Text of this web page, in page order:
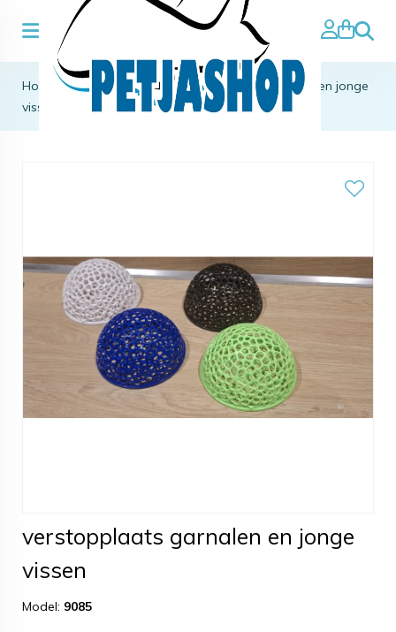
Zoeken
Home >aqua decoratie >verstopplaats garnalen en jonge
vissen
verstopplaats garnalen en jonge
vissen
Model: 9085